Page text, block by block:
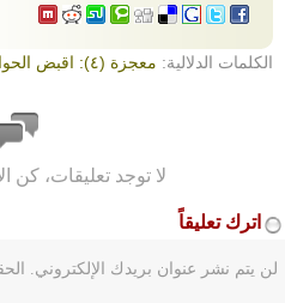
الكلمات الدلالية: معجزة (٤): اقبض الحوانيت
لا توجد تعليقات، كن
اترك تعليقاً
لن يتم نشر عنوان بريدك الإلكتروني.